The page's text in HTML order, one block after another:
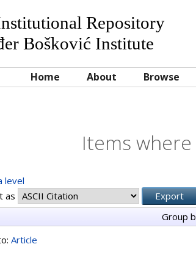
Repository
Bošković Institute
Home About Browse
Items
level
as
Group
Article